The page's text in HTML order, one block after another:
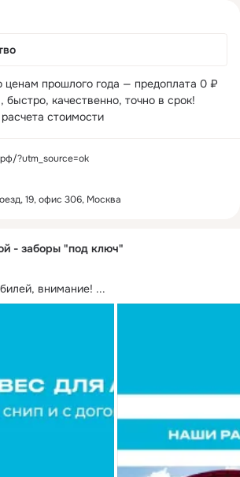
- заборы "под ключ"
внимание! ...
ценам прошлого года — предоплата 0 ₽
быстро, качественно, точно в срок!
стоимости
?utm_source=ok
19, офис 306, Москва